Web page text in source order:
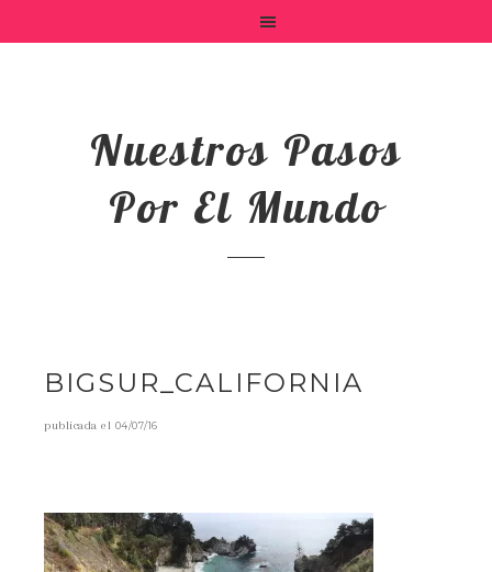
Nuestros Pasos
Por El Mundo
BIGSUR_CALIFORNIA
publicada el 04/07/16